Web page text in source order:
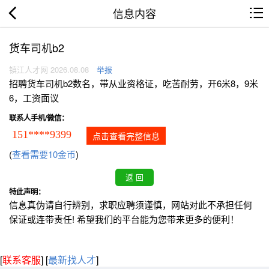
信息内容
货车司机b2
镇江人才网 2026.08.08 举报
招聘货车司机b2数名，带从业资格证，吃苦耐劳，开6米8，9米
6，工资面议
联系人手机/微信：
151****9399 点击查看完整信息
(查看需要10金币)
特此声明：
信息真伪请自行辨别，求职应聘须谨慎，网站对此不承担任何
保证或连带责任! 希望我们的平台能为您带来更多的便利！
[联系客服] [最新找人才]